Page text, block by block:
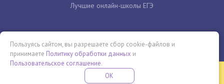
Лучшие онлайн-школы ЕГЭ
Бесплатная летняя школа
Пользуясь сайтом, вы разрешаете сбор cookie-файлов и
принимаете Политику обработки данных и
Пользовательское соглашение.
OK